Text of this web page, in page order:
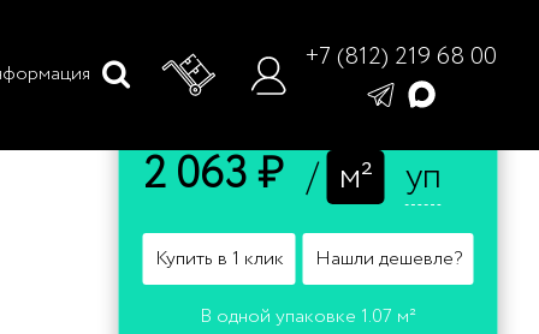
+7 (812) 219 68 00
2 063 ₽ / м² уп
Купить в 1 клик Нашли дешевле?
В одной упаковке 1.07 м²